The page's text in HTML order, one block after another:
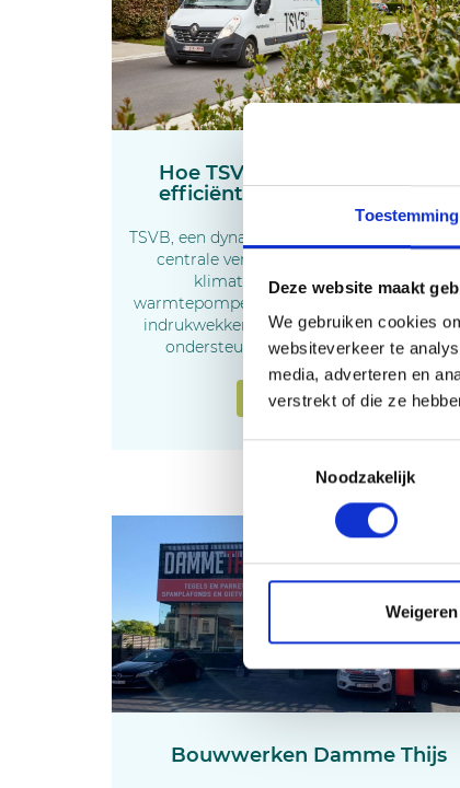
Toestemming
Deze website maakt
We gebruiken cookies
websiteverkeer te
media, adverteren en
verstrekt of die ze
Noodzakelijk
Weigeren
Hoe TSVB haar projecten 20%
efficiënter beheert met BLOX
TSVB, een dynamisch bedrijf
centrale verwarming, sanitair, ventilatie,
klimatisatie, zonne-energie en
warmtepompen, heeft de afgelopen jaren
indrukwekkende groei doorgemaakt en
ondersteunen ze met BLOX Software.
Bekijk de case
Bouwwerken Damme Thijs